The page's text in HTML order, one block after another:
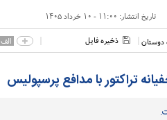
تاریخ انتشار: ۱۱:۰۰ - ۱۰ خرداد ۱۴۰۵
دوستان ذخیره فایل الف
تراکتور با مدافع پرسپولیس